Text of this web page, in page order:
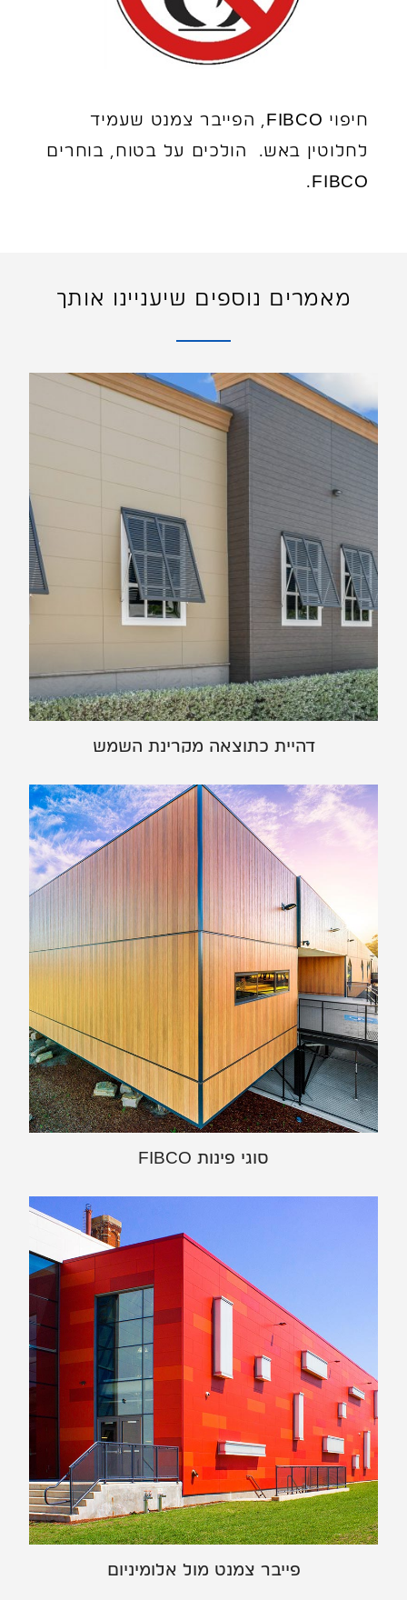
חיפוי FIBCO, הפייבר צמנט שעמיד
לחלוטין באש. הולכים על בטוח, בוחרים
FIBCO.
מאמרים נוספים שיעניינו אותך
דהיית כתוצאה מקרינת השמש
סוגי פינות FIBCO
פייבר צמנט מול אלומיניום